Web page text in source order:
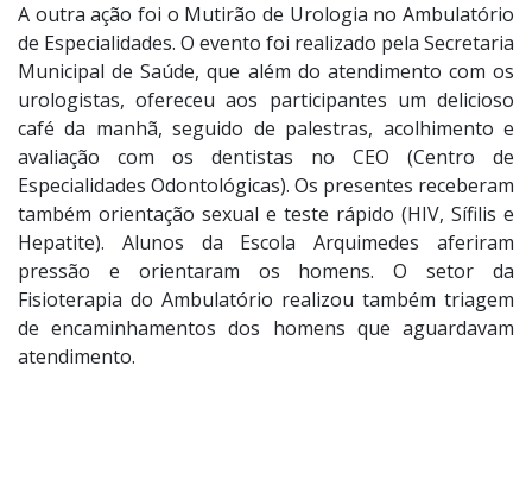
A outra ação foi o Mutirão de Urologia no Ambulatório
de Especialidades. O evento foi realizado pela Secretaria
Municipal de Saúde, que além do atendimento com os
urologistas, ofereceu aos participantes um delicioso
café da manhã, seguido de palestras, acolhimento e
avaliação com os dentistas no CEO (Centro de
Especialidades Odontológicas). Os presentes receberam
também orientação sexual e teste rápido (HIV, Sífilis e
Hepatite). Alunos da Escola Arquimedes aferiram
pressão e orientaram os homens. O setor da
Fisioterapia do Ambulatório realizou também triagem
de encaminhamentos dos homens que aguardavam
atendimento.